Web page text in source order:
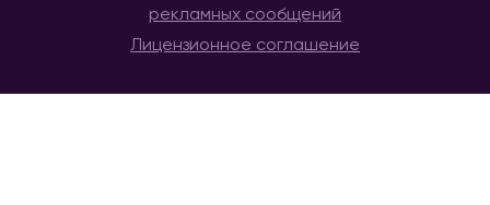
рекламных сообщений
Лицензионное соглашение